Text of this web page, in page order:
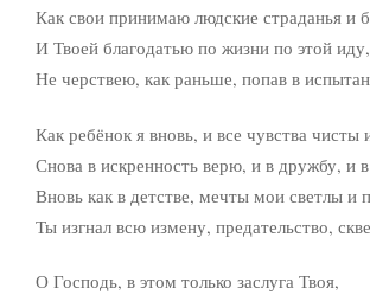
Как свои принимаю людские страданья и
И Твоей благодатью по жизни по этой иду,
Не черствею, как раньше, попав в
Как ребёнок я вновь, и все чувства чисты
Снова в искренность верю, и в дружбу, и в
Вновь как в детстве, мечты мои светлы и
Ты изгнал всю измену, предательство,
О Господь, в этом только заслуга Твоя,